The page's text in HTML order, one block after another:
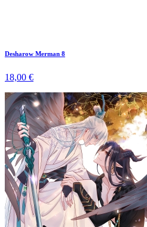
Desharow Merman 8
18,00 €